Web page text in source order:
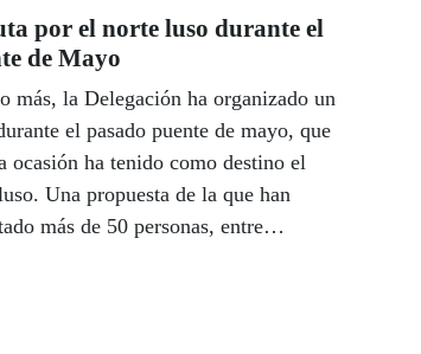
por el norte luso durante el
de Mayo
más, la Delegación ha organizado un
el pasado puente de mayo, que
ocasión ha tenido como destino el
Una propuesta de la que han
más de 50 personas, entre